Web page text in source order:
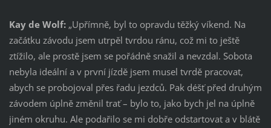
Kay de Wolf: „Upřímně, byl to opravdu těžký víkend. Na
začátku závodu jsem utrpěl tvrdou ránu, což mi to ještě
ztížilo, ale prostě jsem se pořádně snažil a nevzdal. Sobota
nebyla ideální a v první jízdě jsem musel tvrdě pracovat,
abych se probojoval přes řadu jezdců. Pak déšť před druhým
závodem úplně změnil trať – bylo to, jako bych jel na úplně
jiném okruhu. Ale podařilo se mi dobře odstartovat a v blátě